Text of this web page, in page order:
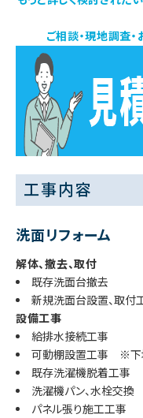
ご相談・現地調査
工事内容
洗面リフォーム
解体、撤去、取付
既存洗面台撤去
新規洗面台設置、取付
設備工事
給排水接続工事
可動棚設置工事 ※下
既存洗濯機脱着工事
洗濯機パン、水栓交換
パネル張り施工工事